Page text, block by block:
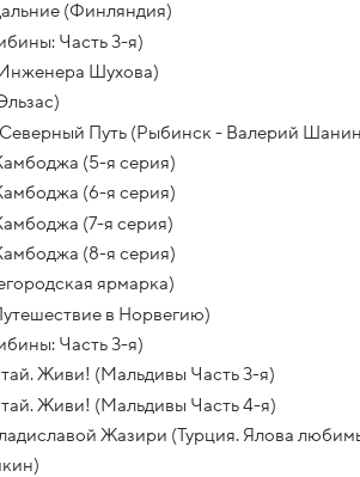
(Финляндия)
Часть 3-я)
Шухова)
Путь (Рыбинск - Валерий
(5-я серия)
(6-я серия)
(7-я серия)
(8-я серия)
ярмарка)
в Норвегию)
Часть 3-я)
Живи! (Мальдивы Часть 3-я)
Живи! (Мальдивы Часть 4-я)
Жазири (Турция. Ялова